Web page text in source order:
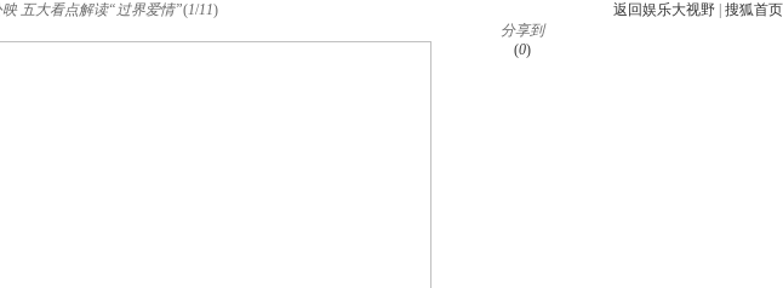
返回娱乐大视野 搜狐首页
映 五大看点解读“过界爱情”(1/11)
分享到
(0)